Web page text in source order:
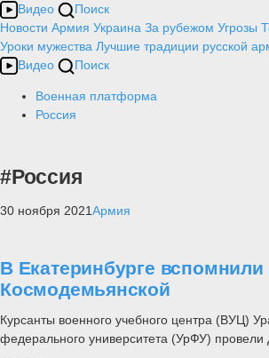
Видео
Поиск
Новости Армия Украина За рубежом Угрозы
Уроки мужества Лучшие традиции русской
Видео
Поиск
Военная платформа
Россия
#Россия
30 ноября 2021Армия
В Екатеринбурге вспомнили
Космодемьянской
Курсанты военного учебного центра (ВУЦ)
федерального университета (УрФУ) провели